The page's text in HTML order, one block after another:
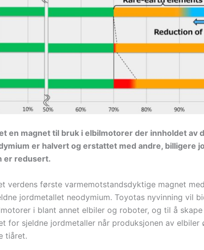
en magnet til bruk i elbilmotorer der innholdet av
er halvert og erstattet med andre, billigere
er redusert.
verdens første varmemotstandsdyktige magnet
jordmetallet neodymium. Toyotas nyvinning vil
i blant annet elbiler og roboter, og til å
for sjeldne jordmetaller når produksjonen av elbiler
tiåret.